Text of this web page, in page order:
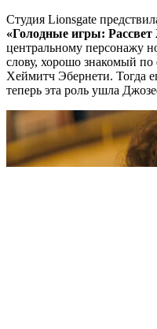
Студия Lionsgate
«Голодные игры:
центральному персонажу
слову, хорошо знакомый
Хеймитч Эбернети. Тогда
теперь эта роль ушла